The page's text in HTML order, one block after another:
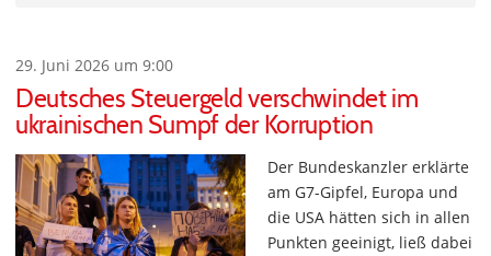
29. Juni 2026 um 9:00
Deutsches Steuergeld verschwindet im
ukrainischen Sumpf der Korruption
Der Bundeskanzler erklärte
am G7-Gipfel, Europa und
die USA hätten sich in allen
Punkten geeinigt, ließ dabei